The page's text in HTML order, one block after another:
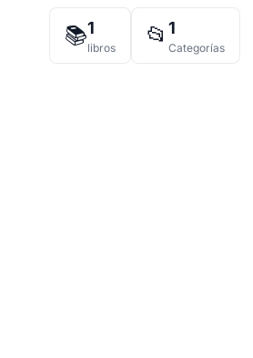
📚1
libros 📂 1
Categorías